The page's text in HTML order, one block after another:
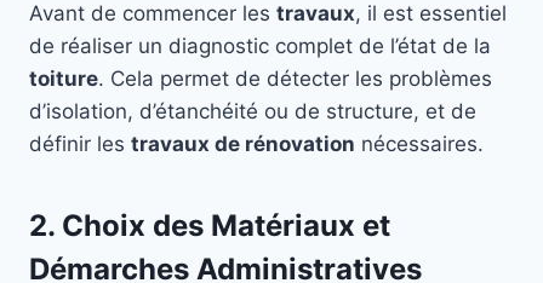
Avant de commencer les travaux, il est essentiel
de réaliser un diagnostic complet de l’état de la
toiture. Cela permet de détecter les problèmes
d’isolation, d’étanchéité ou de structure, et de
définir les travaux de rénovation nécessaires.
2. Choix des Matériaux et
Démarches Administratives